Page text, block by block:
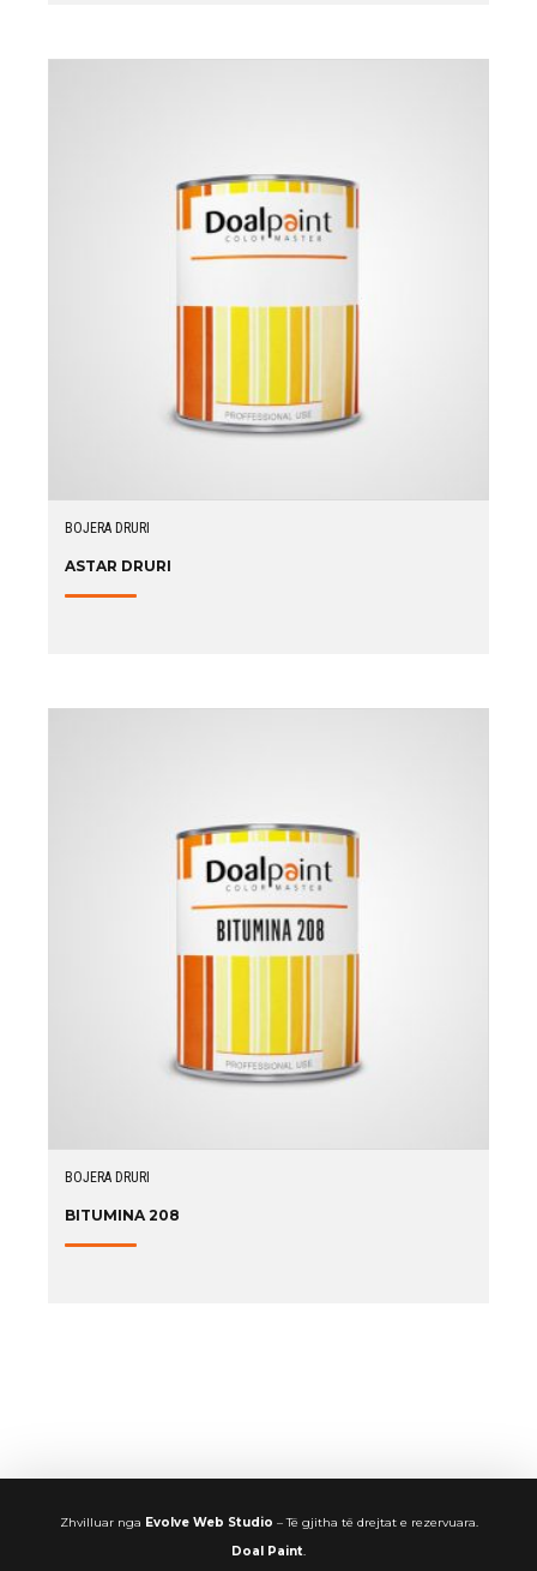
BOJERA DRURI
ASTAR DRURI
BOJERA DRURI
BITUMINA 208
Zhvilluar nga Evolve Web Studio – Të gjitha të drejtat e rezervuara.
Doal Paint.